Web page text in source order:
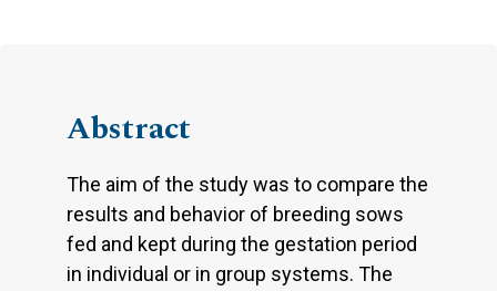
Abstract
The aim of the study was to compare the
results and behavior of breeding sows
fed and kept during the gestation period
in individual or in group systems. The